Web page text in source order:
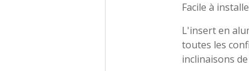
Facile à
L'insert en
toutes les
inclinaisons